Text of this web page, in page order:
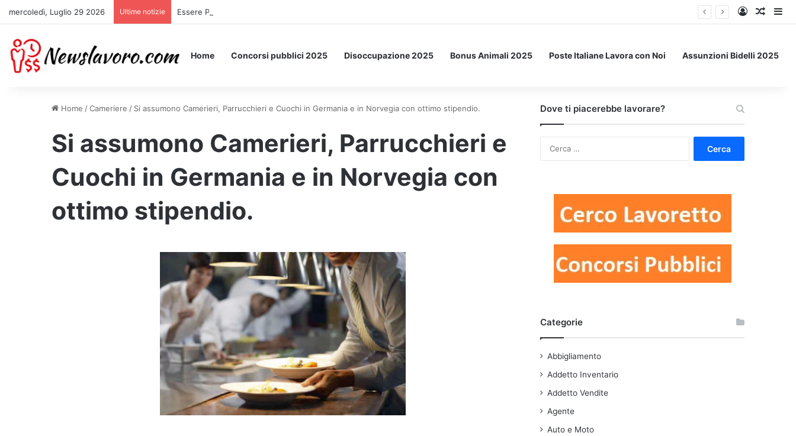
mercoledì, Luglio 29 2026 Ultime notizie Essere Pagati per Stare a Letto: ecco l’esperimento spaziale. Accedi
Un
Home Concorsi pubblici 2025 Disoccupazione 2025 Bonus Animali 2025 Poste Italiane Lavora con Noi Assunzioni Bidelli 2025
Home /Cameriere / Si assumono Camerieri, Parrucchieri e Cuochi in Germania e in Norvegia con ottimo stipendio.
Si assumono Camerieri, Parrucchieri e
Cuochi in Germania e in Norvegia con
ottimo stipendio.
Dove ti piacerebbe lavorare?
Categorie
Abbigliamento
Addetto Inventario
Addetto Vendite
Agente
Auto e Moto